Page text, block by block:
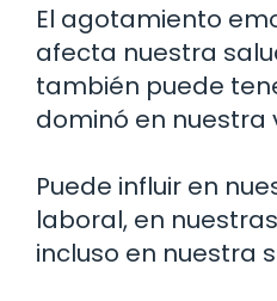
El agotamiento
afecta nuestra
también puede
dominó en nuestra
Puede influir en
laboral, en
incluso en nuestra